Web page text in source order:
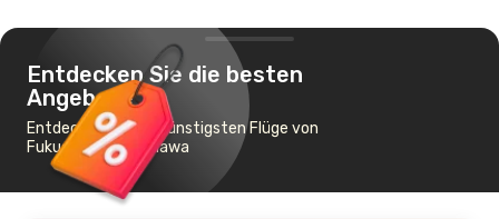
Entdecken Sie die besten
Angebote
Entdecken Sie die günstigsten Flüge von
Fukuoka nach Okinawa